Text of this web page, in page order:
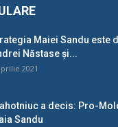
Maiei Sandu este
Năstase și...
2021
a decis: Pro-
Sandu